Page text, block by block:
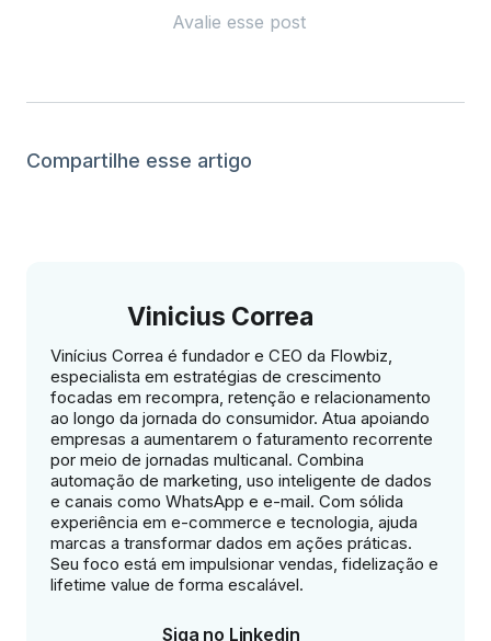
Avalie esse post
Compartilhe esse artigo
Vinicius Correa
Vinícius Correa é fundador e CEO da Flowbiz,
especialista em estratégias de crescimento
focadas em recompra, retenção e relacionamento
ao longo da jornada do consumidor. Atua apoiando
empresas a aumentarem o faturamento recorrente
por meio de jornadas multicanal. Combina
automação de marketing, uso inteligente de dados
e canais como WhatsApp e e-mail. Com sólida
experiência em e-commerce e tecnologia, ajuda
marcas a transformar dados em ações práticas.
Seu foco está em impulsionar vendas, fidelização e
lifetime value de forma escalável.
Siga no Linkedin